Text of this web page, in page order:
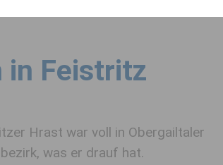
in Feistritz
Hrast war voll in Obergailtaler
was er drauf hat.